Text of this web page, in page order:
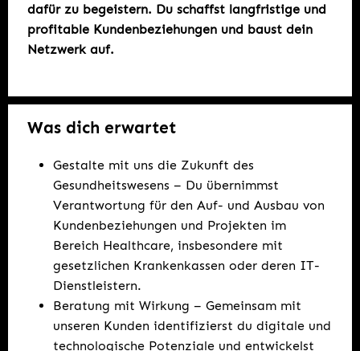
dafür zu begeistern. Du schaffst langfristige und
profitable Kundenbeziehungen und baust dein
Netzwerk auf.
Was dich erwartet
Gestalte mit uns die Zukunft des
Gesundheitswesens – Du übernimmst
Verantwortung für den Auf- und Ausbau von
Kundenbeziehungen und Projekten im
Bereich Healthcare, insbesondere mit
gesetzlichen Krankenkassen oder deren IT-
Dienstleistern.
Beratung mit Wirkung – Gemeinsam mit
unseren Kunden identifizierst du digitale und
technologische Potenziale und entwickelst